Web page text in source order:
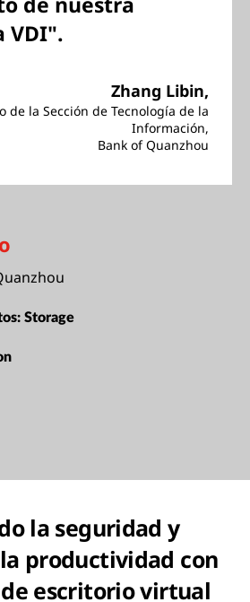
VDI".
Zhang Libin,
de la Sección de Tecnología de la
Información,
Bank of Quanzhou
Storage
la seguridad y
productividad con
escritorio virtual